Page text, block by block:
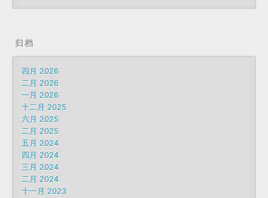
归档
四月 2026
二月 2026
一月 2026
十二月 2025
六月 2025
二月 2025
五月 2024
四月 2024
三月 2024
二月 2024
十一月 2023